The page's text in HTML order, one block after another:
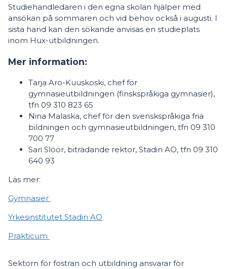
Studiehandledaren i den egna skolan hjälper med
ansökan på sommaren och vid behov också i augusti. I
sista hand kan den sökande anvisas en studieplats
inom Hux-utbildningen.
Mer information:
Tarja Aro-Kuuskoski, chef för
gymnasieutbildningen (finskspråkiga gymnasier),
tfn 09 310 823 65
Nina Malaska, chef för den svenskspråkiga fria
bildningen och gymnasieutbildningen, tfn 09 310
700 77
Sari Slöör, biträdande rektor, Stadin AO, tfn 09 310
640 93
Läs mer:
Gymnasier
Yrkesinstitutet Stadin AO
Prakticum
Sektorn för fostran och utbildning ansvarar för